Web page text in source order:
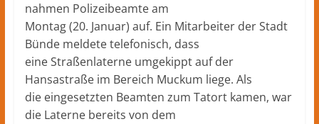
nahmen Polizeibeamte am
Montag (20. Januar) auf. Ein Mitarbeiter der Stadt
Bünde meldete telefonisch, dass
eine Straßenlaterne umgekippt auf der
Hansastraße im Bereich Muckum liege. Als
die eingesetzten Beamten zum Tatort kamen, war
die Laterne bereits von dem